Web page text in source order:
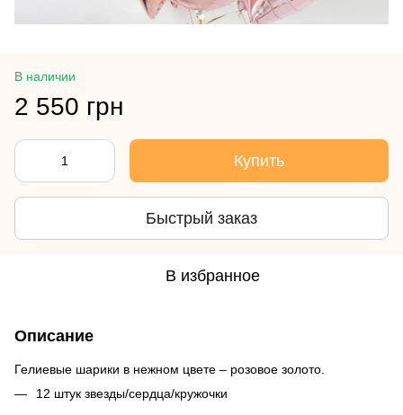
В наличии
2 550 грн
Купить
Быстрый заказ
В избранное
Описание
Гелиевые шарики в нежном цвете – розовое золото.
12 штук звезды/сердца/кружочки